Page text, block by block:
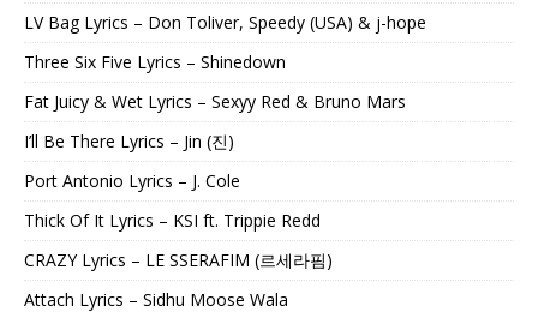
LV Bag Lyrics – Don Toliver, Speedy (USA) & j-hope
Three Six Five Lyrics – Shinedown
Fat Juicy & Wet Lyrics – Sexyy Red & Bruno Mars
I’ll Be There Lyrics – Jin (진)
Port Antonio Lyrics – J. Cole
Thick Of It Lyrics – KSI ft. Trippie Redd
CRAZY Lyrics – LE SSERAFIM (르세라핌)
Attach Lyrics – Sidhu Moose Wala